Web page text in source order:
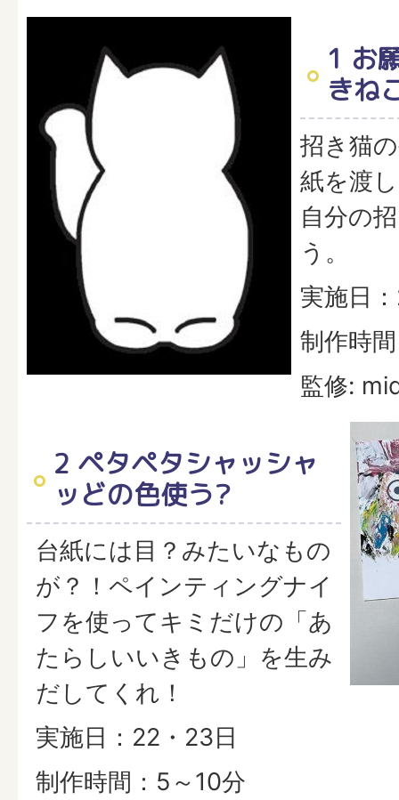
1 お
きね
招き猫
紙を渡
自分の
う。
実施日
制作時
監修:
2 ペタペタシャッシャ
ッどの色使う?
台紙には目？みたいなもの
が？！ペインティングナイ
フを使ってキミだけの「あ
たらしいいきもの」を生み
だしてくれ！
実施日：22・23日
制作時間：5～10分